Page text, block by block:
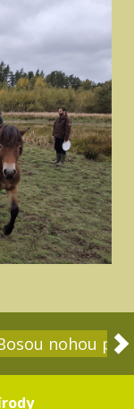
nohou po